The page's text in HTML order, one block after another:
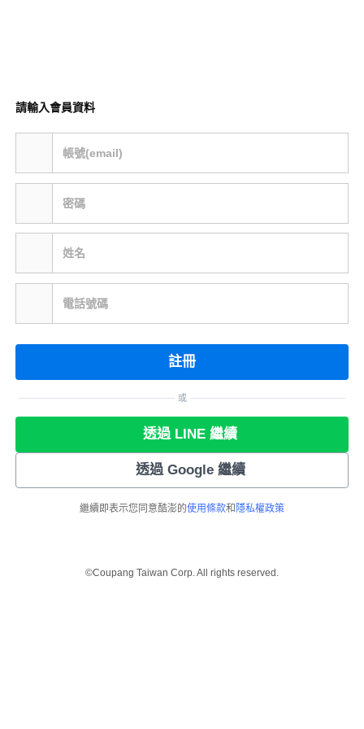
請輸入會員資料
帳號(email)
密碼
姓名
電話號碼
註冊
或
透過 LINE 繼續
透過 Google 繼續
繼續即表示您同意酷澎的使用條款和 隱私權政策
©Coupang Taiwan Corp. All rights reserved.